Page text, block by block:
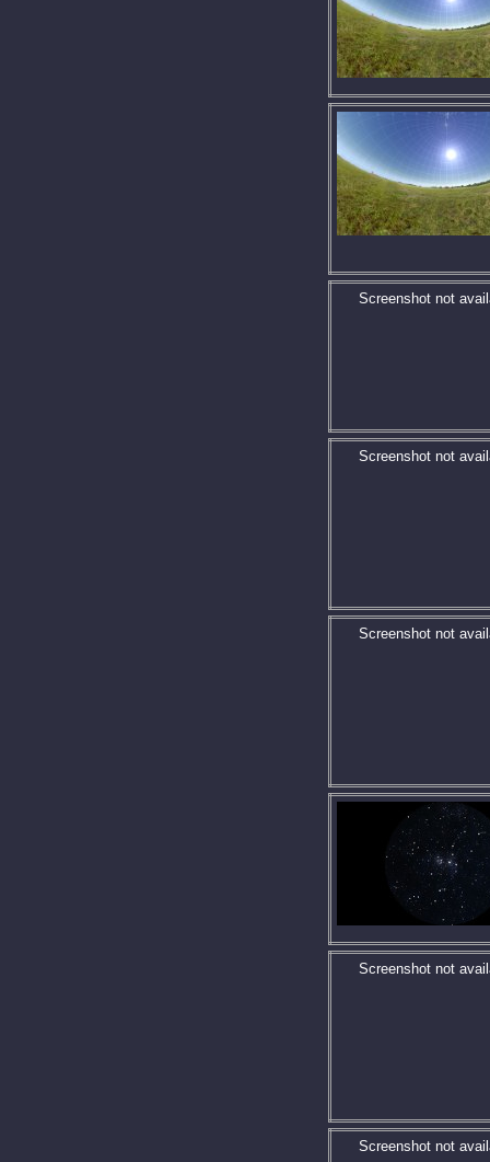
Screenshot not
Screenshot not
Screenshot not
Screenshot not
Screenshot not